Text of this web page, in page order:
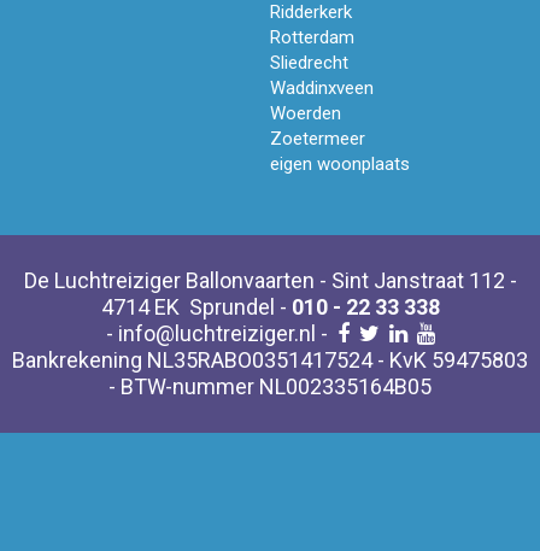
Ridderkerk
Rotterdam
Sliedrecht
Waddinxveen
Woerden
Zoetermeer
eigen woonplaats
De Luchtreiziger Ballonvaarten - Sint Janstraat 112 -
4714 EK Sprundel - 010 - 22 33 338
- info@luchtreiziger.nl -
Bankrekening NL35RABO0351417524 - KvK 59475803
- BTW-nummer NL002335164B05